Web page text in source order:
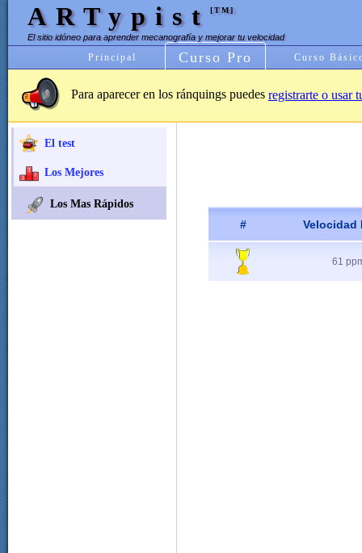
ARTypist [TM]
El sitio idóneo para aprender mecanografía y mejorar tu velocidad
Principal Curso Pro Curso
Para aparecer en los ránquings puedes registrarte o usar
El test
Los Mejores
Los Mas Rápidos
# Velocidad
61